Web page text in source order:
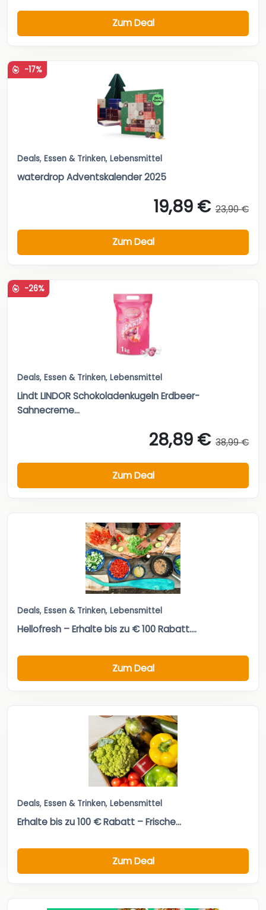
Zum Deal
-17%
Deals, Essen & Trinken, Lebensmittel
waterdrop Adventskalender 2025
19,89 € 23,90 €
Zum Deal
-26%
Deals, Essen & Trinken, Lebensmittel
Lindt LINDOR Schokoladenkugeln Erdbeer-
Sahnecreme...
28,89 € 38,99 €
Zum Deal
Deals, Essen & Trinken, Lebensmittel
Hellofresh – Erhalte bis zu € 100 Rabatt....
Zum Deal
Deals, Essen & Trinken, Lebensmittel
Erhalte bis zu 100 € Rabatt – Frische...
Zum Deal